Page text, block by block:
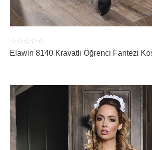
☆ ☆ ☆ ☆ ☆
Elawin 8140 Kravatlı Öğrenci Fantezi